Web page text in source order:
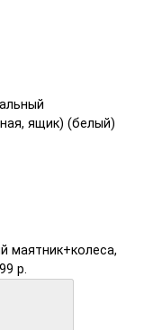
ящик) (белый)
маятник+колеса,
р.